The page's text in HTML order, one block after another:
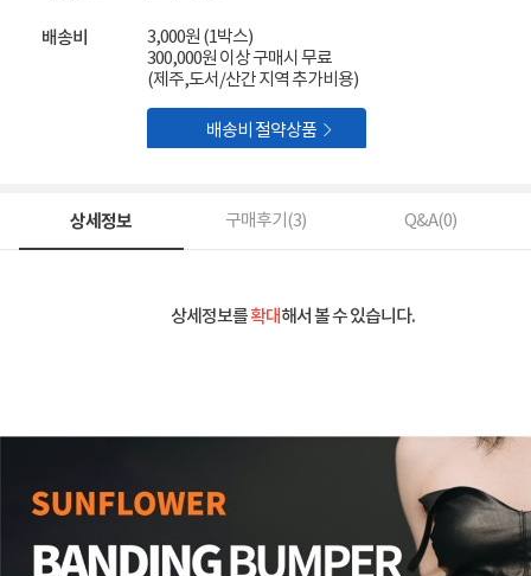
배송비
3,000원 (1박스)
300,000원 이상 구매시 무료
(제주,도서/산간 지역 추가비용)
배송비 절약상품 
상세정보 구매후기(3) Q&A(0)
상세정보를확대해서 볼 수 있습니다.